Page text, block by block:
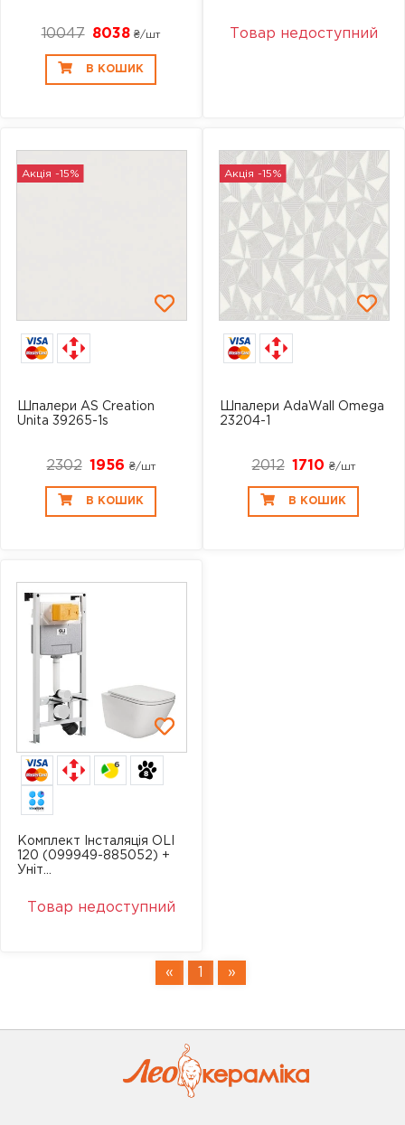
10047 8038₴/шт
В КОШИК
Товар недоступний
Акція -15%
Шпалери AS Creation
Unita 39265-1s
2302 1956 ₴/шт
В КОШИК
Акція -15%
Шпалери AdaWall Omega
23204-1
2012 1710 ₴/шт
В КОШИК
6
Комплект Інсталяція OLI
120 (099949-885052) +
Уніт...
Товар недоступний
« »